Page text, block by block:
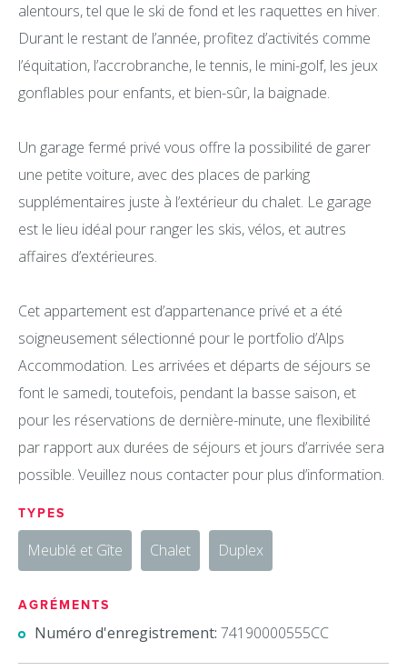
alentours, tel que le ski de fond et les raquettes en hiver.
Durant le restant de l’année, profitez d’activités comme
l’équitation, l’accrobranche, le tennis, le mini-golf, les jeux
gonflables pour enfants, et bien-sûr, la baignade.
Un garage fermé privé vous offre la possibilité de garer
une petite voiture, avec des places de parking
supplémentaires juste à l’extérieur du chalet. Le garage
est le lieu idéal pour ranger les skis, vélos, et autres
affaires d’extérieures.
Cet appartement est d’appartenance privé et a été
soigneusement sélectionné pour le portfolio d’Alps
Accommodation. Les arrivées et départs de séjours se
font le samedi, toutefois, pendant la basse saison, et
pour les réservations de dernière-minute, une flexibilité
par rapport aux durées de séjours et jours d’arrivée sera
possible. Veuillez nous contacter pour plus d’information.
TYPES
Meublé et Gîte Chalet Duplex
AGRÉMENTS
Numéro d'enregistrement: 74190000555CC